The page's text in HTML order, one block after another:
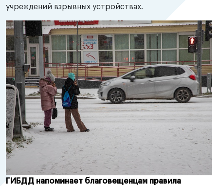
учреждений взрывных устройствах.
ГИБДД напоминает благовещенцам правила